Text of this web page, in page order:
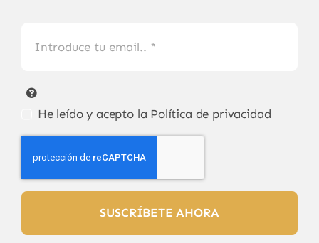
He leído y acepto la Política de privacidad
SUSCRÍBETE AHORA